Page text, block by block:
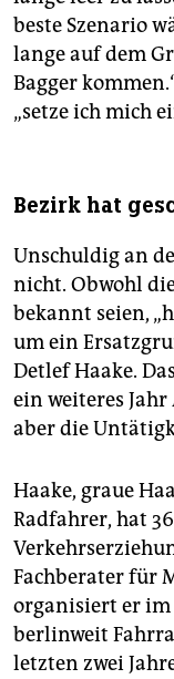
beste Szenario
lange auf dem
Bagger
„setze ich mich
Bezirk hat
Unschuldig an
nicht. Obwohl
bekannt seien,
um ein
Detlef Haake.
ein weiteres
aber die
Haake, graue
Radfahrer, hat
Fachberater für
organisiert er im
berlinweit
letzten zwei